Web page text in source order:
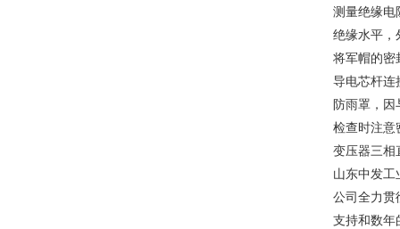
测量绝缘电
绝缘水平，
将军帽的密
导电芯杆连
防雨罩，因
检查时注意
变压器三相
山东中发工
公司全力贯
支持和数年